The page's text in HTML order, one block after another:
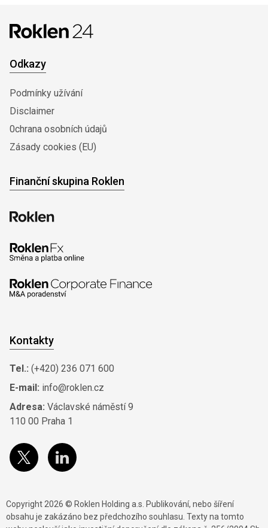
Odkazy
Podmínky užívání
Disclaimer
0chrana osobních údajů
Zásady cookies (EU)
Finanční skupina Roklen
Kontakty
Tel.: (+420) 236 071 600
E-mail: info@roklen.cz
Adresa: Václavské náměstí 9
110 00 Praha 1
Copyright 2026 © Roklen Holding a.s. Publikování, nebo šíření
obsahu je zakázáno bez předchozího souhlasu. Texty na tomto